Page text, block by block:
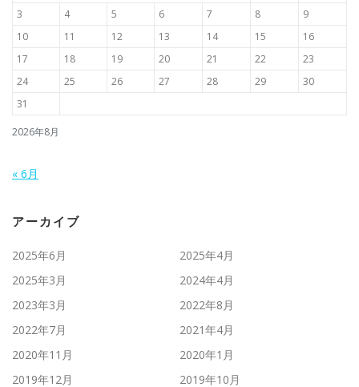
2026年8月
3
4 5 6 7 8
9
10
11 12 13 14 15
16
17
18 19 20 21 22
23
24
25 26 27 28 29
30
31
« 6月
アーカイブ
2025年6月
2025年4月
2025年3月
2024年4月
2023年3月
2022年8月
2022年7月
2021年4月
2020年11月
2020年1月
2019年12月
2019年10月